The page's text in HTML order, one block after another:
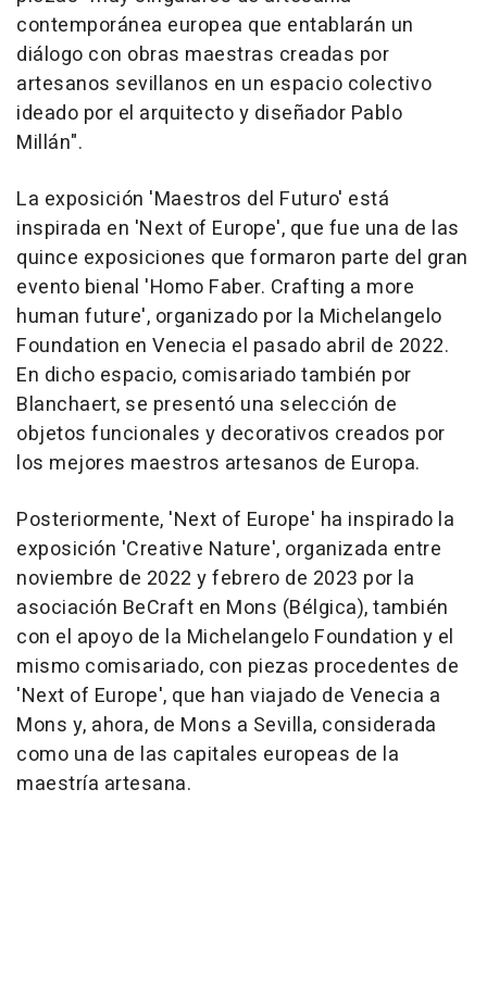
contemporánea europea que entablarán un
diálogo con obras maestras creadas por
artesanos sevillanos en un espacio colectivo
ideado por el arquitecto y diseñador Pablo
Millán".
La exposición 'Maestros del Futuro' está
inspirada en 'Next of Europe', que fue una de las
quince exposiciones que formaron parte del gran
evento bienal 'Homo Faber. Crafting a more
human future', organizado por la Michelangelo
Foundation en Venecia el pasado abril de 2022.
En dicho espacio, comisariado también por
Blanchaert, se presentó una selección de
objetos funcionales y decorativos creados por
los mejores maestros artesanos de Europa.
Posteriormente, 'Next of Europe' ha inspirado la
exposición 'Creative Nature', organizada entre
noviembre de 2022 y febrero de 2023 por la
asociación BeCraft en Mons (Bélgica), también
con el apoyo de la Michelangelo Foundation y el
mismo comisariado, con piezas procedentes de
'Next of Europe', que han viajado de Venecia a
Mons y, ahora, de Mons a Sevilla, considerada
como una de las capitales europeas de la
maestría artesana.